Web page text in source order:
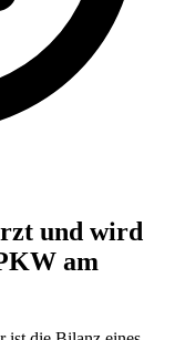
und wird
am